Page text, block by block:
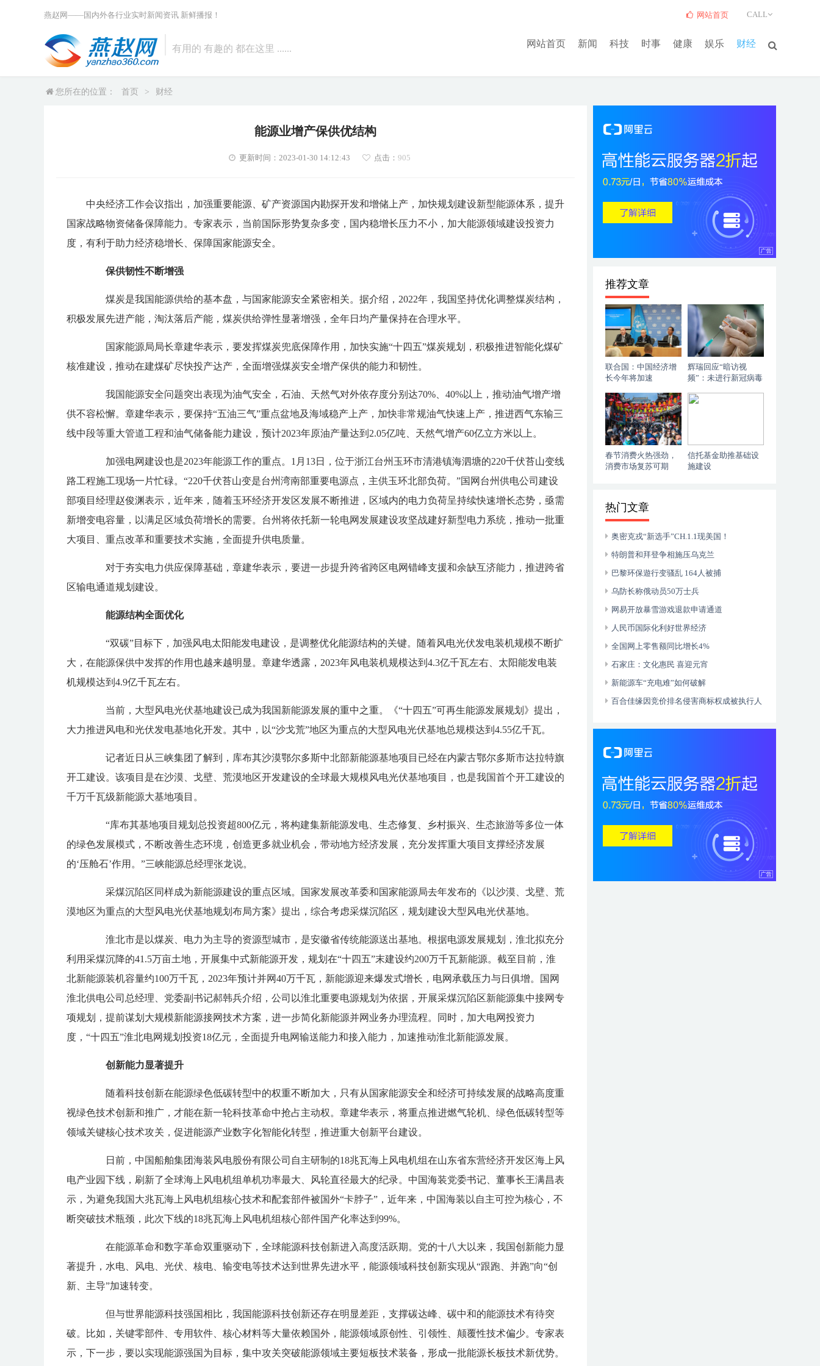
有用的 有趣的 都在这里 ...... 网站首页 新闻 科技 时事 健康 娱乐 财经
网站首页 CALL
燕赵网——国内外各行业实时新闻资讯 新鲜播报！
您所在的位置： 首页 > 财经
能源业增产保供优结构
更新时间：2023-01-30 14:12:43 点击： 905
中央经济工作会议指出，加强重要能源、矿产资源国内勘探开发和增储上产，加快规划建设新型能源体系，提升
国家战略物资储备保障能力。专家表示，当前国际形势复杂多变，国内稳增长压力不小，加大能源领域建设投资力
度，有利于助力经济稳增长、保障国家能源安全。
保供韧性不断增强
煤炭是我国能源供给的基本盘，与国家能源安全紧密相关。据介绍，2022年，我国坚持优化调整煤炭结构，
积极发展先进产能，淘汰落后产能，煤炭供给弹性显著增强，全年日均产量保持在合理水平。
国家能源局局长章建华表示，要发挥煤炭兜底保障作用，加快实施“十四五”煤炭规划，积极推进智能化煤矿
核准建设，推动在建煤矿尽快投产达产，全面增强煤炭安全增产保供的能力和韧性。
我国能源安全问题突出表现为油气安全，石油、天然气对外依存度分别达70%、40%以上，推动油气增产增
供不容松懈。章建华表示，要保持“五油三气”重点盆地及海域稳产上产，加快非常规油气快速上产，推进西气东输三
线中段等重大管道工程和油气储备能力建设，预计2023年原油产量达到2.05亿吨、天然气增产60亿立方米以上。
加强电网建设也是2023年能源工作的重点。1月13日，位于浙江台州玉环市清港镇海泗塘的220千伏苔山变线
路工程施工现场一片忙碌。“220千伏苔山变是台州湾南部重要电源点，主供玉环北部负荷。”国网台州供电公司建设
部项目经理赵俊渊表示，近年来，随着玉环经济开发区发展不断推进，区域内的电力负荷呈持续快速增长态势，亟需
新增变电容量，以满足区域负荷增长的需要。台州将依托新一轮电网发展建设攻坚战建好新型电力系统，推动一批重
大项目、重点改革和重要技术实施，全面提升供电质量。
对于夯实电力供应保障基础，章建华表示，要进一步提升跨省跨区电网错峰支援和余缺互济能力，推进跨省
区输电通道规划建设。
能源结构全面优化
“双碳”目标下，加强风电太阳能发电建设，是调整优化能源结构的关键。随着风电光伏发电装机规模不断扩
大，在能源保供中发挥的作用也越来越明显。章建华透露，2023年风电装机规模达到4.3亿千瓦左右、太阳能发电装
机规模达到4.9亿千瓦左右。
当前，大型风电光伏基地建设已成为我国新能源发展的重中之重。《“十四五”可再生能源发展规划》提出，
大力推进风电和光伏发电基地化开发。其中，以“沙戈荒”地区为重点的大型风电光伏基地总规模达到4.55亿千瓦。
记者近日从三峡集团了解到，库布其沙漠鄂尔多斯中北部新能源基地项目已经在内蒙古鄂尔多斯市达拉特旗
开工建设。该项目是在沙漠、戈壁、荒漠地区开发建设的全球最大规模风电光伏基地项目，也是我国首个开工建设的
千万千瓦级新能源大基地项目。
“库布其基地项目规划总投资超800亿元，将构建集新能源发电、生态修复、乡村振兴、生态旅游等多位一体
的绿色发展模式，不断改善生态环境，创造更多就业机会，带动地方经济发展，充分发挥重大项目支撑经济发展
的‘压舱石’作用。”三峡能源总经理张龙说。
采煤沉陷区同样成为新能源建设的重点区域。国家发展改革委和国家能源局去年发布的《以沙漠、戈壁、荒
漠地区为重点的大型风电光伏基地规划布局方案》提出，综合考虑采煤沉陷区，规划建设大型风电光伏基地。
淮北市是以煤炭、电力为主导的资源型城市，是安徽省传统能源送出基地。根据电源发展规划，淮北拟充分
利用采煤沉降的41.5万亩土地，开展集中式新能源开发，规划在“十四五”末建设约200万千瓦新能源。截至目前，淮
北新能源装机容量约100万千瓦，2023年预计并网40万千瓦，新能源迎来爆发式增长，电网承载压力与日俱增。国网
淮北供电公司总经理、党委副书记郝韩兵介绍，公司以淮北重要电源规划为依据，开展采煤沉陷区新能源集中接网专
项规划，提前谋划大规模新能源接网技术方案，进一步简化新能源并网业务办理流程。同时，加大电网投资力
度，“十四五”淮北电网规划投资18亿元，全面提升电网输送能力和接入能力，加速推动淮北新能源发展。
创新能力显著提升
随着科技创新在能源绿色低碳转型中的权重不断加大，只有从国家能源安全和经济可持续发展的战略高度重
视绿色技术创新和推广，才能在新一轮科技革命中抢占主动权。章建华表示，将重点推进燃气轮机、绿色低碳转型等
领域关键核心技术攻关，促进能源产业数字化智能化转型，推进重大创新平台建设。
日前，中国船舶集团海装风电股份有限公司自主研制的18兆瓦海上风电机组在山东省东营经济开发区海上风
电产业园下线，刷新了全球海上风电机组单机功率最大、风轮直径最大的纪录。中国海装党委书记、董事长王满昌表
示，为避免我国大兆瓦海上风电机组核心技术和配套部件被国外“卡脖子”，近年来，中国海装以自主可控为核心，不
断突破技术瓶颈，此次下线的18兆瓦海上风电机组核心部件国产化率达到99%。
在能源革命和数字革命双重驱动下，全球能源科技创新进入高度活跃期。党的十八大以来，我国创新能力显
著提升，水电、风电、光伏、核电、输变电等技术达到世界先进水平，能源领域科技创新实现从“跟跑、并跑”向“创
新、主导”加速转变。
但与世界能源科技强国相比，我国能源科技创新还存在明显差距，支撑碳达峰、碳中和的能源技术有待突
破。比如，关键零部件、专用软件、核心材料等大量依赖国外，能源领域原创性、引领性、颠覆性技术偏少。专家表
示，下一步，要以实现能源强国为目标，集中攻关突破能源领域主要短板技术装备，形成一批能源长板技术新优势。
推荐文章
联合国：中国经济增
长今年将加速
辉瑞回应“暗访视
频”：未进行新冠病毒
春节消费火热强劲，
消费市场复苏可期
信托基金助推基础设
施建设
热门文章
奥密克戎“新选手”CH.1.1现美国！
特朗普和拜登争相施压乌克兰
巴黎环保遊行变骚乱 164人被捕
乌防长称俄动员50万士兵
网易开放暴雪游戏退款申请通道
人民币国际化利好世界经济
全国网上零售额同比增长4%
石家庄：文化惠民 喜迎元宵
新能源车“充电难”如何破解
百合佳缘因竞价排名侵害商标权成被执行人